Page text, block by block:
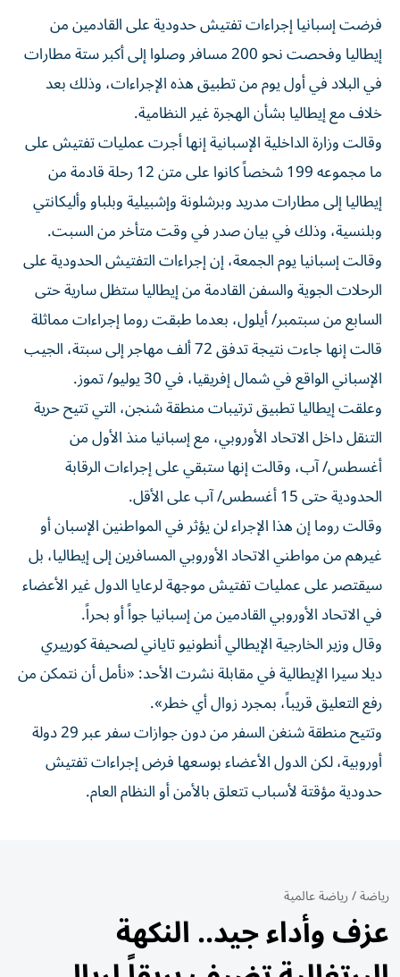
فرضت إسبانيا إجراءات تفتيش حدودية على القادمين من
إيطاليا وفحصت نحو 200 مسافر وصلوا إلى أكبر ستة ‌مطارات
في البلاد في أول يوم من تطبيق هذه ​الإجراءات، وذلك ⁠بعد
خلاف مع إيطاليا بشأن الهجرة غير ‌النظامية.
وقالت وزارة الداخلية ‌الإسبانية إنها أجرت عمليات تفتيش على
ما مجموعه 199 شخصاً كانوا على متن 12 رحلة قادمة من
إيطاليا إلى مطارات ‌مدريد وبرشلونة وإشبيلية وبلباو وأليكانتي
وبلنسية، وذلك في بيان صدر ⁠في وقت متأخر من السبت.
وقالت إسبانيا يوم الجمعة، إن إجراءات التفتيش الحدودية على
الرحلات الجوية والسفن القادمة من إيطاليا ستظل سارية حتى
السابع من سبتمبر/ أيلول، بعدما طبقت روما إجراءات مماثلة
قالت إنها جاءت نتيجة تدفق 72 ​ألف مهاجر إلى سبتة، الجيب
الإسباني الواقع في ‌شمال إفريقيا، في 30 يوليو/ تموز.
وعلقت إيطاليا تطبيق ترتيبات منطقة شنجن، التي تتيح حرية
التنقل داخل الاتحاد الأوروبي، مع إسبانيا ⁠منذ الأول من
أغسطس/ آب، وقالت إنها ستبقي على إجراءات الرقابة
الحدودية حتى 15 أغسطس/ آب على الأقل.
وقالت روما إن هذا ​الإجراء ‌لن يؤثر في المواطنين الإسبان أو
غيرهم من مواطني ‌الاتحاد الأوروبي المسافرين إلى إيطاليا، بل
سيقتصر على عمليات تفتيش موجهة لرعايا الدول غير الأعضاء
في الاتحاد الأوروبي القادمين من إسبانيا ‌جواً أو بحراً.
وقال ‌وزير الخارجية الإيطالي أنطونيو ⁠تاياني لصحيفة كورييري
ديلا سيرا الإيطالية في مقابلة ‌نشرت الأحد: «نأمل أن نتمكن من
رفع التعليق قريباً، بمجرد زوال أي خطر».
وتتيح منطقة شنغن السفر ⁠من دون جوازات سفر عبر 29 دولة
أوروبية، ​لكن الدول الأعضاء بوسعها فرض إجراءات تفتيش
حدودية مؤقتة لأسباب تتعلق بالأمن أو النظام العام.
رياضة/رياضة عالمية
عزف وأداء جيد.. النكهة